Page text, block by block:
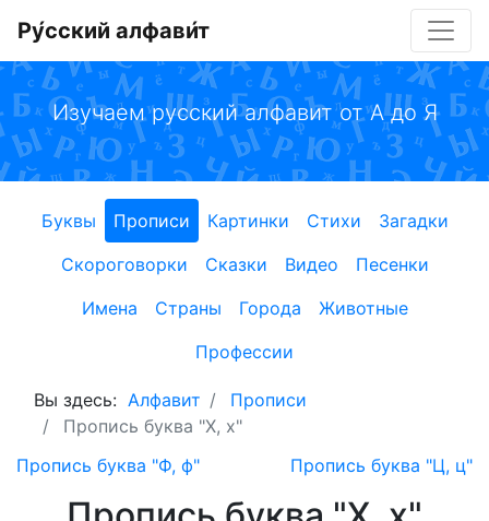
Ру́сский алфави́т
Изучаем русский алфавит от А до Я
Буквы Прописи Картинки Стихи
Загадки
Скороговорки
Сказки Видео
Песенки
Имена
Страны Города
Животные
Профессии
Вы здесь: Алфавит
Прописи
Пропись буква "Х, х"
Пропись буква "Ф, ф"
Пропись буква "Ц, ц"